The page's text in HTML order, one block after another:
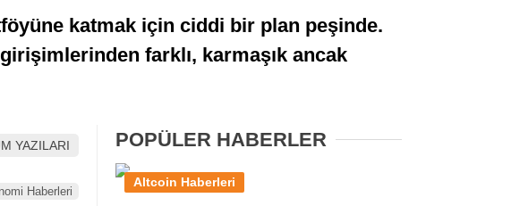
Memecoin Haberleri
katmak için ciddi bir plan peşinde.
farklı, karmaşık ancak
YAZILARI
Haberleri
POPÜLER HABERLER
Altcoin Haberleri